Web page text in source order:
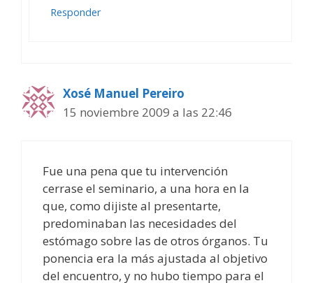
Responder
Xosé Manuel Pereiro
15 noviembre 2009 a las 22:46
Fue una pena que tu intervención
cerrase el seminario, a una hora en la
que, como dijiste al presentarte,
predominaban las necesidades del
estómago sobre las de otros órganos. Tu
ponencia era la más ajustada al objetivo
del encuentro, y no hubo tiempo para el